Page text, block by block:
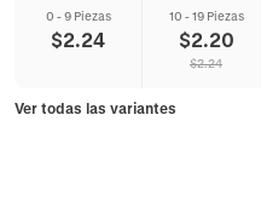
0 - 9 Piezas
$2.24
10 - 19 Piezas
$2.20
$2.24
Ver todas las variantes